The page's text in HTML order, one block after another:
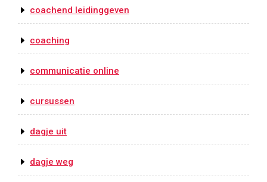
coachend leidinggeven
coaching
communicatie online
cursussen
dagje uit
dagje weg